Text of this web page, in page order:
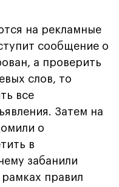
на рекламные
сообщение о
а проверить
слов, то
все
Затем на
о
в
забанили
рамках правил